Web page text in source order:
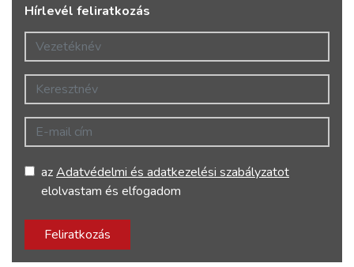
Hírlevél feliratkozás
Vezetéknév
Keresztnév
E-mail cím
azAdatvédelmi és adatkezelési szabályzatot
elolvastam és elfogadom
Feliratkozás